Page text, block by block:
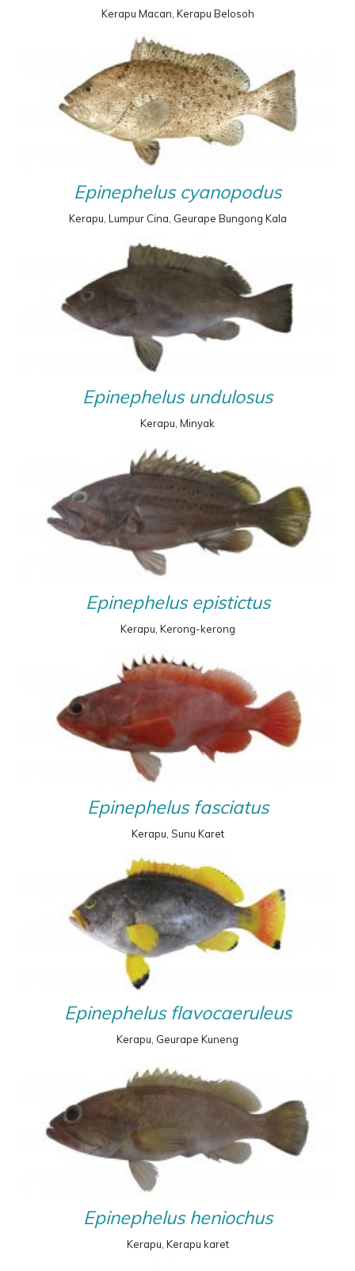
Kerapu Macan, Kerapu Belosoh
Epinephelus cyanopodus
Kerapu, Lumpur Cina, Geurape Bungong Kala
Epinephelus undulosus
Kerapu, Minyak
Epinephelus epistictus
Kerapu, Kerong-kerong
Epinephelus fasciatus
Kerapu, Sunu Karet
Epinephelus flavocaeruleus
Kerapu, Geurape Kuneng
Epinephelus heniochus
Kerapu, Kerapu karet